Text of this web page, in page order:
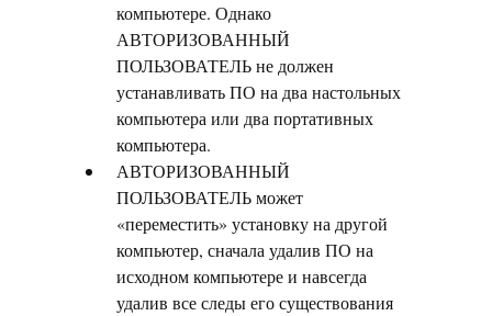
компьютере. Однако
АВТОРИЗОВАННЫЙ
ПОЛЬЗОВАТЕЛЬ не должен
устанавливать ПО на два настольных
компьютера или два портативных
компьютера.
АВТОРИЗОВАННЫЙ
ПОЛЬЗОВАТЕЛЬ может
«переместить» установку на другой
компьютер, сначала удалив ПО на
исходном компьютере и навсегда
удалив все следы его существования